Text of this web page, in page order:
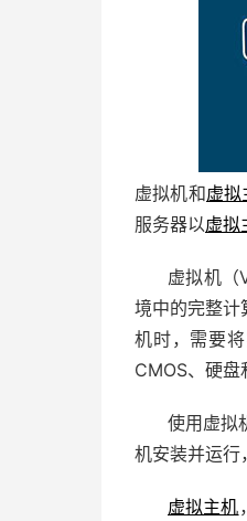
虚拟机和虚拟
服务器以虚拟
虚拟机（
境中的完整计
机时，需要
CMOS、硬盘
使用虚拟
机安装并运行
虚拟主机